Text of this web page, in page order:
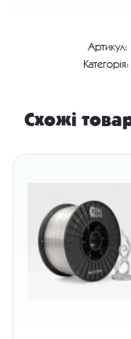
Артикул:
Категорія:
Схожі